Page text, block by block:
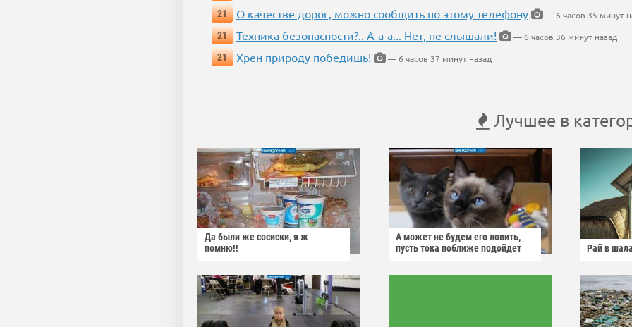
21
О качестве дорог, можно сообщить по этому телефону
— 6 часов 35 минут
21
Техника безопасности?.. А-а-а... Нет, не слышали!
— 6 часов 36 минут назад
21
Хрен природу победишь! — 6 часов 37 минут назад
Лучшее в
Да были же сосиски, я ж
помню!!
А может не будем его ловить,
пусть тока поближе подойдет
Рай в